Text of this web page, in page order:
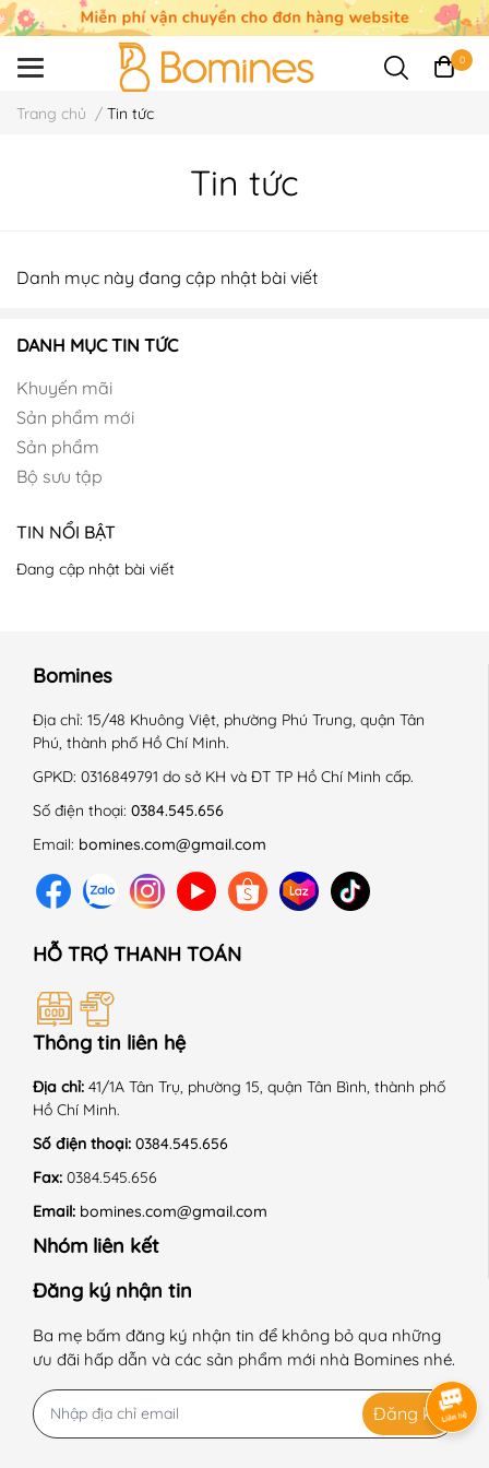
0
Trang chủ / Tin tức
Tin tức
Danh mục này đang cập nhật bài viết
DANH MỤC TIN TỨC
Khuyến mãi
Sản phẩm mới
Sản phẩm
Bộ sưu tập
TIN NỔI BẬT
Đang cập nhật bài viết
Bomines
Địa chỉ: 15/48 Khuông Việt, phường Phú Trung, quận Tân
Phú, thành phố Hồ Chí Minh.
GPKD: 0316849791 do sở KH và ĐT TP Hồ Chí Minh cấp.
Số điện thoại: 0384.545.656
Email: bomines.com@gmail.com
HỖ TRỢ THANH TOÁN
Thông tin liên hệ
Địa chỉ: 41/1A Tân Trụ, phường 15, quận Tân Bình, thành phố
Hồ Chí Minh.
Số điện thoại: 0384.545.656
Fax: 0384.545.656
Email: bomines.com@gmail.com
Nhóm liên kết
Đăng ký nhận tin
Ba mẹ bấm đăng ký nhận tin để không bỏ qua những
ưu đãi hấp dẫn và các sản phẩm mới nhà Bomines nhé.
Đăng ký